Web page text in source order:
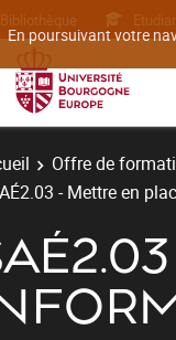
En poursuivant votre
Bibliothèque
Offre de
- Mettre en